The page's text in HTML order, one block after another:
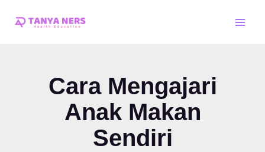
Cara Mengajari
Anak Makan
Sendiri